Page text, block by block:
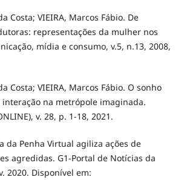
Costa; VIEIRA, Marcos Fábio. De
representações da mulher nos
mídia e consumo, v.5, n.13, 2008,
Costa; VIEIRA, Marcos Fábio. O sonho
na metrópole imaginada.
v. 28, p. 1-18, 2021.
da Penha Virtual agiliza ações de
agredidas. G1-Portal de Notícias da
2020. Disponível em: